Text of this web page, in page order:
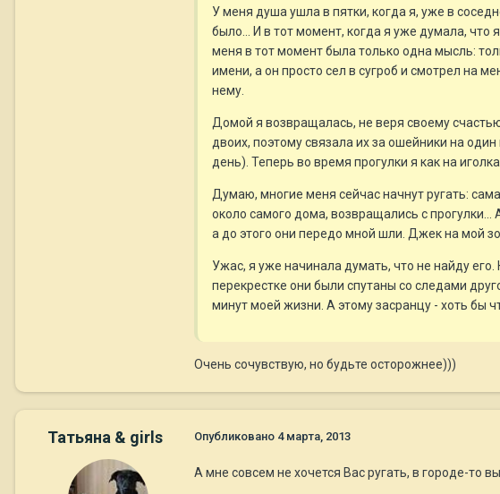
У меня душа ушла в пятки, когда я, уже в
было... И в тот момент, когда я уже думала, что
меня в тот момент была только одна мысль:
имени, а он просто сел в сугроб и смотрел на
нему.
Домой я возвращалась, не веря своему
двоих, поэтому связала их за ошейники на
день). Теперь во время прогулки я как на
Думаю, многие меня сейчас начнут ругать:
около самого дома, возвращались с
а до этого они передо мной шли. Джек на мой
Ужас, я уже начинала думать, что не найду
перекрестке они были спутаны со следами
минут моей жизни. А этому засранцу - хоть бы
Очень сочувствую, но будьте осторожнее)))
Татьяна & girls Опубликовано 4 марта, 2013
А мне совсем не хочется Вас ругать, в городе-то